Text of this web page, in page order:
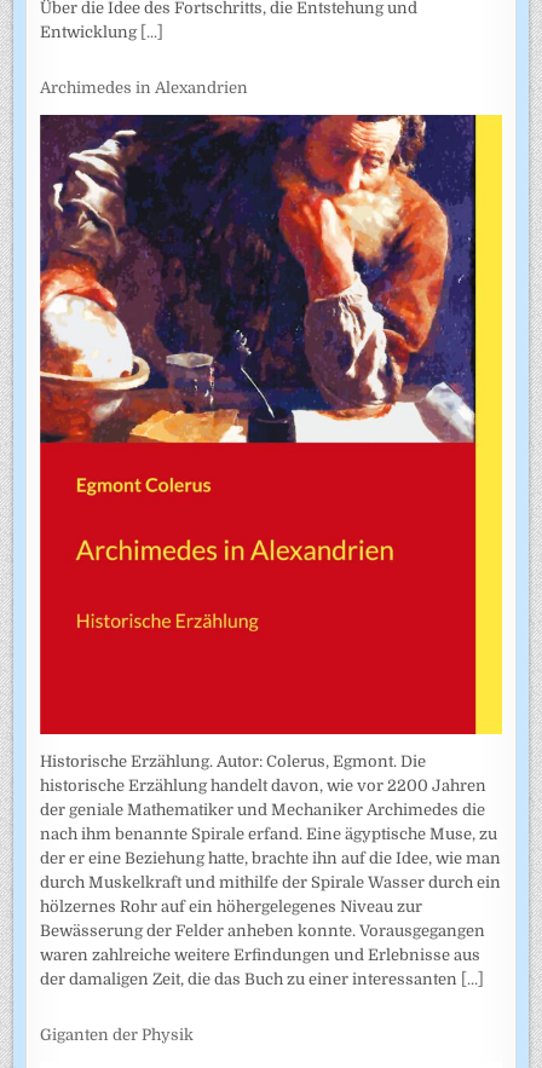
Über die Idee des Fortschritts, die Entstehung und
Entwicklung [...]
Archimedes in Alexandrien
Historische Erzählung. Autor: Colerus, Egmont. Die
historische Erzählung handelt davon, wie vor 2200 Jahren
der geniale Mathematiker und Mechaniker Archimedes die
nach ihm benannte Spirale erfand. Eine ägyptische Muse, zu
der er eine Beziehung hatte, brachte ihn auf die Idee, wie man
durch Muskelkraft und mithilfe der Spirale Wasser durch ein
hölzernes Rohr auf ein höhergelegenes Niveau zur
Bewässerung der Felder anheben konnte. Vorausgegangen
waren zahlreiche weitere Erfindungen und Erlebnisse aus
der damaligen Zeit, die das Buch zu einer interessanten [...]
Giganten der Physik